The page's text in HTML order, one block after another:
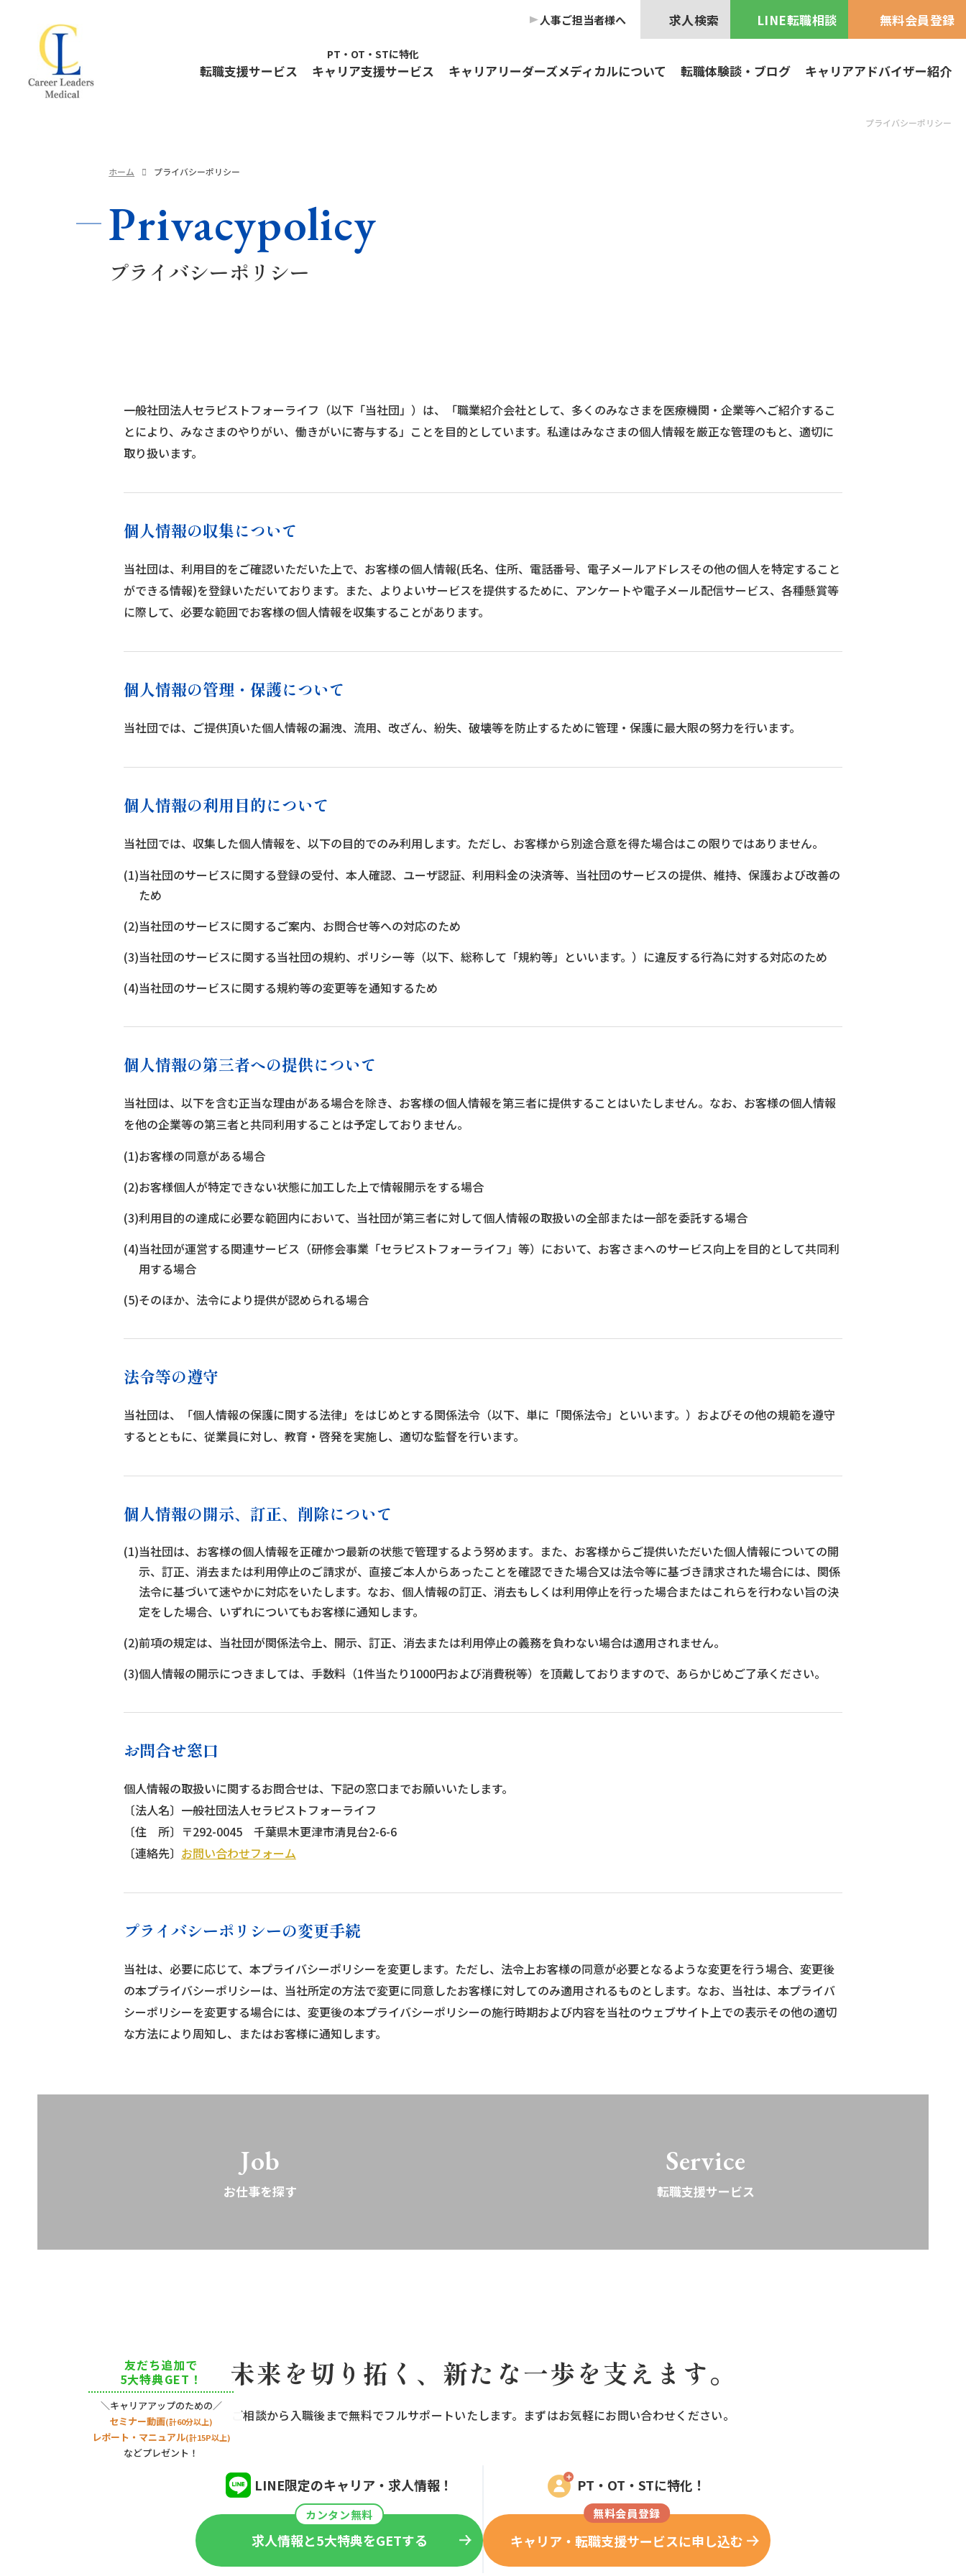
⼈事ご担当者様へ 求人検索 LINE転職相談 無料会員登録
転職支援サービス
こんな方はご相談ください
PT‧OT‧STに特化
キャリア⽀援サービス キャリアリーダーズメディカルについて 転職体験談・ブログ キャリアアドバイザー紹介
ホーム プライバシーポリシー
プライバシーポリシー
Privacypolicy
プライバシーポリシー
一般社団法人セラピストフォーライフ（以下「当社団」）は、「職業紹介会社として、多くのみなさまを医療機関・企業等へご紹介するこ
とにより、みなさまのやりがい、働きがいに寄与する」ことを目的としています。私達はみなさまの個人情報を厳正な管理のもと、適切に
取り扱います。
個人情報の収集について
当社団は、利用目的をご確認いただいた上で、お客様の個人情報(氏名、住所、電話番号、電子メールアドレスその他の個人を特定すること
ができる情報)を登録いただいております。また、よりよいサービスを提供するために、アンケートや電子メール配信サービス、各種懸賞等
に際して、必要な範囲でお客様の個人情報を収集することがあります。
個人情報の管理・保護について
当社団では、ご提供頂いた個人情報の漏洩、流用、改ざん、紛失、破壊等を防止するために管理・保護に最大限の努力を行います。
個人情報の利用目的について
当社団では、収集した個人情報を、以下の目的でのみ利用します。ただし、お客様から別途合意を得た場合はこの限りではありません。
(1)当社団のサービスに関する登録の受付、本人確認、ユーザ認証、利用料金の決済等、当社団のサービスの提供、維持、保護および改善の
ため
(2)当社団のサービスに関するご案内、お問合せ等への対応のため
(3)当社団のサービスに関する当社団の規約、ポリシー等（以下、総称して「規約等」といいます。）に違反する行為に対する対応のため
(4)当社団のサービスに関する規約等の変更等を通知するため
個人情報の第三者への提供について
当社団は、以下を含む正当な理由がある場合を除き、お客様の個人情報を第三者に提供することはいたしません。なお、お客様の個人情報
を他の企業等の第三者と共同利用することは予定しておりません。
(1)お客様の同意がある場合
(2)お客様個人が特定できない状態に加工した上で情報開示をする場合
(3)利用目的の達成に必要な範囲内において、当社団が第三者に対して個人情報の取扱いの全部または一部を委託する場合
(4)当社団が運営する関連サービス（研修会事業「セラピストフォーライフ」等）において、お客さまへのサービス向上を目的として共同利
用する場合
(5)そのほか、法令により提供が認められる場合
法令等の遵守
当社団は、「個人情報の保護に関する法律」をはじめとする関係法令（以下、単に「関係法令」といいます。）およびその他の規範を遵守
するとともに、従業員に対し、教育・啓発を実施し、適切な監督を行います。
個人情報の開示、訂正、削除について
(1)当社団は、お客様の個人情報を正確かつ最新の状態で管理するよう努めます。また、お客様からご提供いただいた個人情報についての開
示、訂正、消去または利用停止のご請求が、直接ご本人からあったことを確認できた場合又は法令等に基づき請求された場合には、関係
法令に基づいて速やかに対応をいたします。なお、個人情報の訂正、消去もしくは利用停止を行った場合またはこれらを行わない旨の決
定をした場合、いずれについてもお客様に通知します。
(2)前項の規定は、当社団が関係法令上、開示、訂正、消去または利用停止の義務を負わない場合は適用されません。
(3)個人情報の開示につきましては、手数料（1件当たり1000円および消費税等）を頂戴しておりますので、あらかじめご了承ください。
お問合せ窓口
個人情報の取扱いに関するお問合せは、下記の窓口までお願いいたします。
〔法人名〕一般社団法人セラピストフォーライフ
〔住 所〕〒292-0045 千葉県木更津市清見台2-6-6
〔連絡先〕 お問い合わせフォーム
プライバシーポリシーの変更手続
当社は、必要に応じて、本プライバシーポリシーを変更します。ただし、法令上お客様の同意が必要となるような変更を行う場合、変更後
の本プライバシーポリシーは、当社所定の方法で変更に同意したお客様に対してのみ適用されるものとします。なお、当社は、本プライバ
シーポリシーを変更する場合には、変更後の本プライバシーポリシーの施行時期および内容を当社のウェブサイト上での表示その他の適切
な方法により周知し、またはお客様に通知します。
Job
お仕事を探す
Service
転職支援サービス
未来を切り拓く、新たな一歩を支えます。
ご相談から入職後まで無料でフルサポートいたします。まずはお気軽にお問い合わせください。
LINE限定のキャリア・求人情報！
カンタン無料
友だち追加で
5⼤特典GET！
＼キャリアアップのための／
セミナー動画(計60分以上)
レポート・マニュアル(計15P以上)
などプレゼント！
求人情報と5大特典をGETする
PT・OT・STに特化！
無料会員登録
キャリア・転職支援サービスに申し込む